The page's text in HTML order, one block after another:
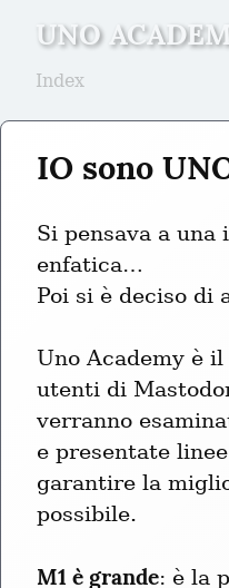
UNO
Index
IO sono
Si pensava a una
enfatica…
Poi si è deciso di
Uno Academy è
utenti di
verranno
e presentate
garantire la
possibile.
M1 è grande: è la